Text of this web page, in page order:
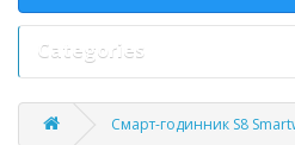
Categories
Смарт-годинник S8